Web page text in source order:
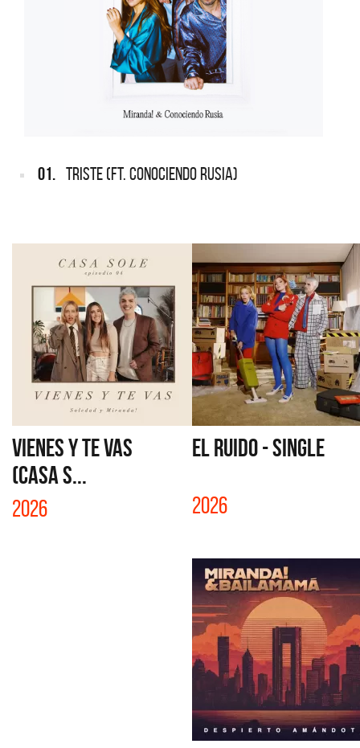
01. TRISTE (FT. CONOCIENDO RUSIA)
VIENES Y TE VAS
(CASA S...
2026
EL RUIDO - SINGLE
2026